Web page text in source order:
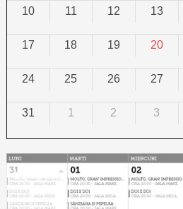
10 11 12 13
17 18 19 20
24 25 26 27
31 1 2 3
Calendar